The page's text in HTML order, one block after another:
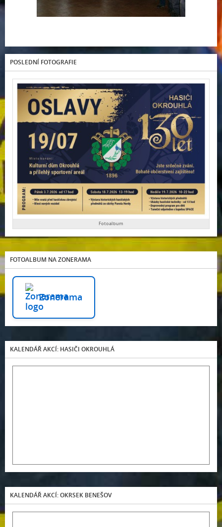
POSLEDNÍ FOTOGRAFIE
Fotoalbum
FOTOALBUM NA ZONERAMA
Zonerama
KALENDÁŘ AKCÍ: HASIČI OKROUHLÁ
KALENDÁŘ AKCÍ: OKRSEK BENEŠOV